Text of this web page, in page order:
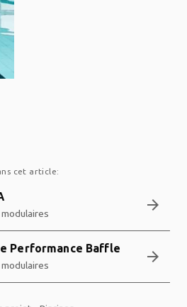
cet article:
arrow_forward
Performance Baffle arrow_forward